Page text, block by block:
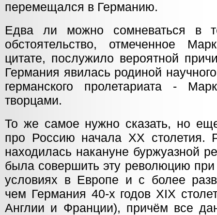
перемещался в Германию.
Едва ли можно сомневаться в
обстоятельство, отмеченное
цитате, послужило вероятной
Германия явилась родиной
германского пролетариата -
творцами.
То же самое нужно сказать, но
про Россию начала XX столетия.
находилась накануне буржуазной
была совершить эту революцию при
условиях в Европе и с более
чем Германия 40-х годов XIX
Англии и Франции), причём все